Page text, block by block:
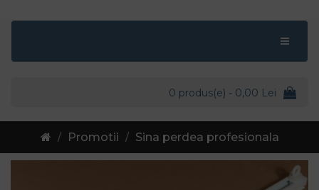
0 produs(e) - 0,00 Lei
Promotii Sina perdea profesionala